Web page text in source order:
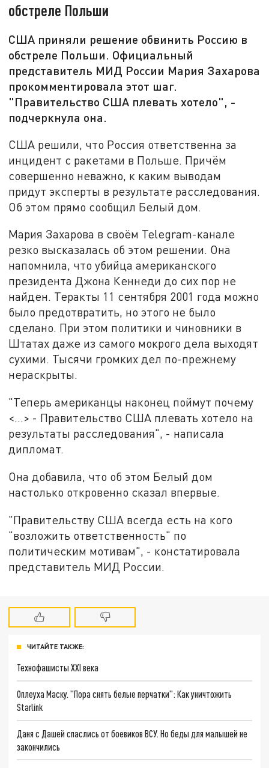
обстреле Польши
США приняли решение обвинить Россию в
обстреле Польши. Официальный
представитель МИД России Мария Захарова
прокомментировала этот шаг.
"Правительство США плевать хотело", -
подчеркнула она.
США решили, что Россия ответственна за
инцидент с ракетами в Польше. Причём
совершенно неважно, к каким выводам
придут эксперты в результате расследования.
Об этом прямо сообщил Белый дом.
Мария Захарова в своём Telegram-канале
резко высказалась об этом решении. Она
напомнила, что убийца американского
президента Джона Кеннеди до сих пор не
найден. Теракты 11 сентября 2001 года можно
было предотвратить, но этого не было
сделано. При этом политики и чиновники в
Штатах даже из самого мокрого дела выходят
сухими. Тысячи громких дел по-прежнему
нераскрыты.
"Теперь американцы наконец поймут почему
<…> - Правительство США плевать хотело на
результаты расследования", - написала
дипломат.
Она добавила, что об этом Белый дом
настолько откровенно сказал впервые.
"Правительству США всегда есть на кого
"возложить ответственность" по
политическим мотивам", - констатировала
представитель МИД России.
ЧИТАЙТЕ ТАКЖЕ:
Технофашисты XXI века
Оплеуха Маску. "Пора снять белые перчатки": Как уничтожить
Starlink
Даня с Дашей спаслись от боевиков ВСУ. Но беды для малышей не
закончились